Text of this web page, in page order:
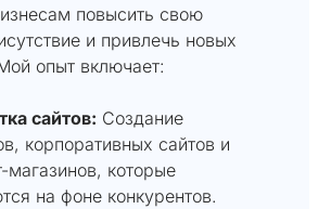
повысить свою
и привлечь новых
опыт включает:
сайтов: Создание
корпоративных сайтов и
магазинов, которые
на фоне конкурентов.